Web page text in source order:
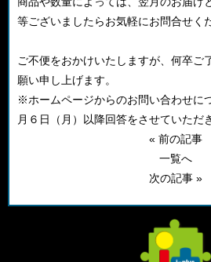
等ございましたらお気軽にお問合せく
ご不便をおかけいたしますが、何卒ご
願い申し上げます。
※ホームページからのお問い合わせに
月６日（月）以降回答をさせていただ
« 前の記事
一覧へ
次の記事 »